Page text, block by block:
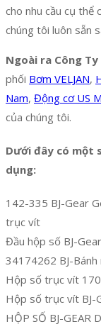
cho nhu cầu cụ thể
chúng tôi luôn sẵn
Ngoài ra Công Ty
phối Bơm VELJAN,
Nam, Động cơ US
của chúng tôi.
Dưới đây có một
dụng:
142-335 BJ-Gear
trục vít
Đầu hộp số BJ-
34174262 BJ-
Hộp số trục vít
Hộp số trục vít BJ-
HỘP SỐ BJ-GEAR